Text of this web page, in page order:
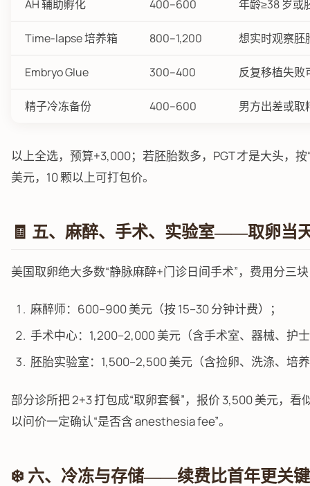
AH 辅助孵化 400–600 年龄≥38 岁或
Time-lapse 培养箱 800–1,200 想实时观察胚
Embryo Glue 300–400 反复移植失败
精子冷冻备份 400–600 男方出差或取
以上全选，预算+3,000；若胚胎数多，PGT 才是大头，
美元，10 颗以上可打包价。
🧾 五、麻醉、手术、实验室——取卵当
美国取卵绝大多数“静脉麻醉+门诊日间手术”，费用分三
麻醉师：600–900 美元（按 15–30 分钟计费）；
手术中心：1,200–2,000 美元（含手术室、器械、护
胚胎实验室：1,500–2,500 美元（含捡卵、洗涤、培
部分诊所把 2+3 打包成“取卵套餐”，报价 3,500 美元，看
以问价一定确认“是否含 anesthesia fee”。
❄️ 六、冷冻与存储——续费比首年更关键